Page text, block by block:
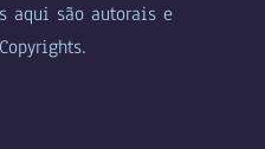
aqui são autorais e